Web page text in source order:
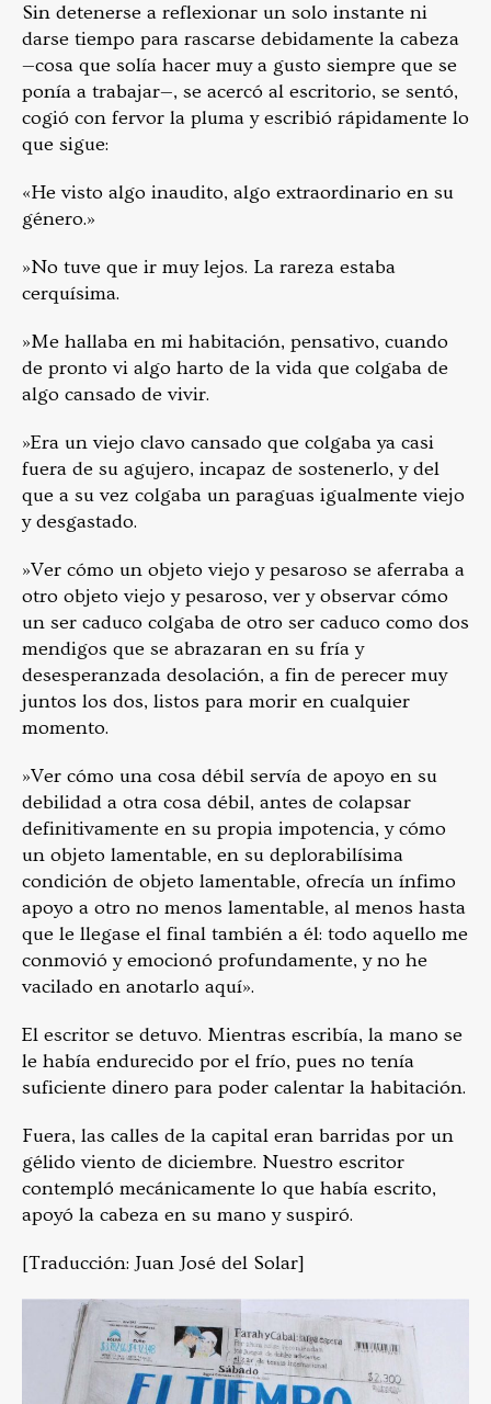
Sin detenerse a reflexionar un solo instante ni
darse tiempo para rascarse debidamente la cabeza
—cosa que solía hacer muy a gusto siempre que se
ponía a trabajar—, se acercó al escritorio, se sentó,
cogió con fervor la pluma y escribió rápidamente lo
que sigue:
«He visto algo inaudito, algo extraordinario en su
género.»
»No tuve que ir muy lejos. La rareza estaba
cerquísima.
»Me hallaba en mi habitación, pensativo, cuando
de pronto vi algo harto de la vida que colgaba de
algo cansado de vivir.
»Era un viejo clavo cansado que colgaba ya casi
fuera de su agujero, incapaz de sostenerlo, y del
que a su vez colgaba un paraguas igualmente viejo
y desgastado.
»Ver cómo un objeto viejo y pesaroso se aferraba a
otro objeto viejo y pesaroso, ver y observar cómo
un ser caduco colgaba de otro ser caduco como dos
mendigos que se abrazaran en su fría y
desesperanzada desolación, a fin de perecer muy
juntos los dos, listos para morir en cualquier
momento.
»Ver cómo una cosa débil servía de apoyo en su
debilidad a otra cosa débil, antes de colapsar
definitivamente en su propia impotencia, y cómo
un objeto lamentable, en su deplorabilísima
condición de objeto lamentable, ofrecía un ínfimo
apoyo a otro no menos lamentable, al menos hasta
que le llegase el final también a él: todo aquello me
conmovió y emocionó profundamente, y no he
vacilado en anotarlo aquí».
El escritor se detuvo. Mientras escribía, la mano se
le había endurecido por el frío, pues no tenía
suficiente dinero para poder calentar la habitación.
Fuera, las calles de la capital eran barridas por un
gélido viento de diciembre. Nuestro escritor
contempló mecánicamente lo que había escrito,
apoyó la cabeza en su mano y suspiró.
[Traducción: Juan José del Solar]